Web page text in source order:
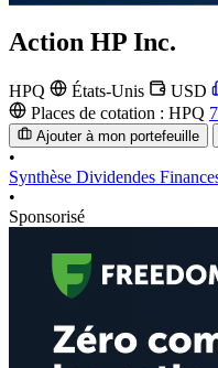
Action HP Inc.
HPQ États-Unis USD
Places de cotation : HPQ
Ajouter à mon portefeuille
•
Synthèse Dividendes
•
Sponsorisé